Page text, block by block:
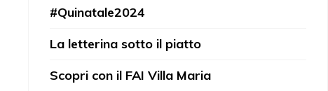
#Quinatale2024
La letterina sotto il piatto
Scopri con il FAI Villa Maria